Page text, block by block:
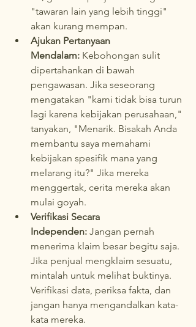
"tawaran lain yang lebih tinggi"
akan kurang mempan.
Ajukan Pertanyaan
Mendalam: Kebohongan sulit
dipertahankan di bawah
pengawasan. Jika seseorang
mengatakan "kami tidak bisa turun
lagi karena kebijakan perusahaan,"
tanyakan, "Menarik. Bisakah Anda
membantu saya memahami
kebijakan spesifik mana yang
melarang itu?" Jika mereka
menggertak, cerita mereka akan
mulai goyah.
Verifikasi Secara
Independen: Jangan pernah
menerima klaim besar begitu saja.
Jika penjual mengklaim sesuatu,
mintalah untuk melihat buktinya.
Verifikasi data, periksa fakta, dan
jangan hanya mengandalkan kata-
kata mereka.